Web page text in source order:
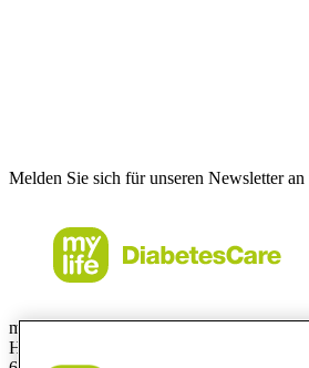
Melden Sie sich für unseren Newsletter
mylife Diabetes Care GmbH
Höchster Stra